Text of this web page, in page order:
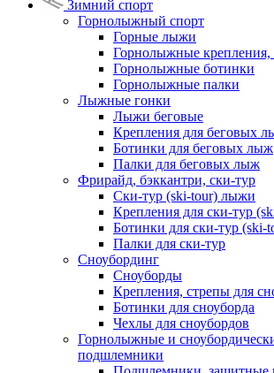
Зимний спорт
Горнолыжный спорт
Горные лыжи
Горнолыжные крепления,
Горнолыжные ботинки
Горнолыжные палки
Лыжные гонки
Лыжи беговые
Крепления для беговых
Ботинки для беговых лыж
Палки для беговых лыж
Фрирайд, бэккантри, ски-тур
Ски-тур (ski-tour) лыжи
Крепления для ски-тур
Ботинки для ски-тур (ski-
Палки для ски-тур
Сноубординг
Сноуборды
Крепления, стрепы для
Ботинки для сноуборда
Чехлы для сноубордов
Горнолыжные и
подшлемники